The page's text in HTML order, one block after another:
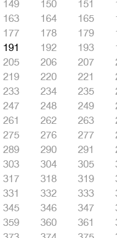
149 150 151
163 164 165
177 178 179
191 192 193
205 206 207
219 220 221
233 234 235
247 248 249
261 262 263
275 276 277
289 290 291
303 304 305
317 318 319
331 332 333
345 346 347
359 360 361